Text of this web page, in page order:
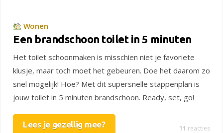
Wonen
Een brandschoon toilet in 5 minuten
Het toilet schoonmaken is misschien niet je favoriete
klusje, maar toch moet het gebeuren. Doe het daarom zo
snel mogelijk! Hoe? Met dit supersnelle stappenplan is
jouw toilet in 5 minuten brandschoon. Ready, set, go!
Lees je gezellig mee? 11 reacties